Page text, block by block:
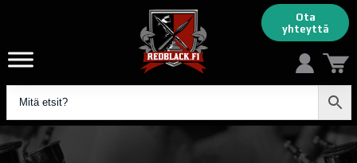
Ota
yhteyttä